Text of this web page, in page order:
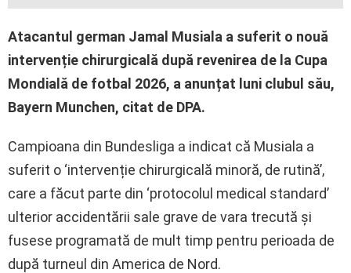
Atacantul german Jamal Musiala a suferit o nouă
intervenție chirurgicală după revenirea de la Cupa
Mondială de fotbal 2026, a anunțat luni clubul său,
Bayern Munchen, citat de DPA.
Campioana din Bundesliga a indicat că Musiala a
suferit o ‘intervenție chirurgicală minoră, de rutină’,
care a făcut parte din ‘protocolul medical standard’
ulterior accidentării sale grave de vara trecută și
fusese programată de mult timp pentru perioada de
după turneul din America de Nord.